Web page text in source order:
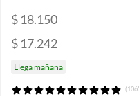
$ 18.150
$ 17.242
Llega mañana